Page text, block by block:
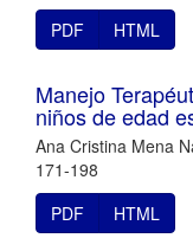
PDF
HTML
Manejo
niños de edad
Ana Cristina Mena
171-198
PDF
HTML